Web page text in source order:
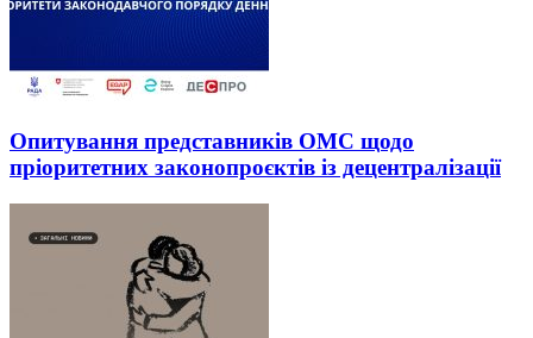
Опитування представників ОМС щодо
пріоритетних законопроєктів із децентралізації